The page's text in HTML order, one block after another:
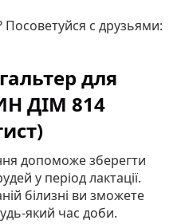
с друзьями:
для
ДІМ 814
допоможе зберегти
у ​​період лактації.
білизні ви зможете
який час доби.